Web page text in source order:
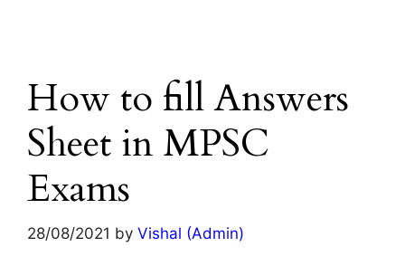
How to fill Answers
Sheet in MPSC
Exams
28/08/2021 by Vishal (Admin)